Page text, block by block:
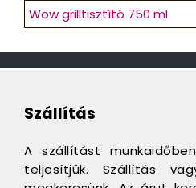
Wow grilltisztító 750 ml
Szállítás
A szállítást
teljesítjük. Szállítás